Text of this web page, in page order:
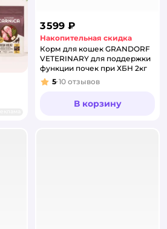
3 599 ₽
Накопительная скидка
Корм для кошек GRANDORF
VETERINARY для поддержки
функции почек при ХБН 2кг
Рейтинг:
5 10 отзывов
В корзину